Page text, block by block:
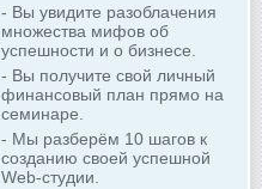
- Вы увидите разоблачения
множества мифов об
успешности и о бизнесе.
- Вы получите свой личный
финансовый план прямо на
семинаре.
- Мы разберём 10 шагов к
созданию своей успешной
Web-студии.